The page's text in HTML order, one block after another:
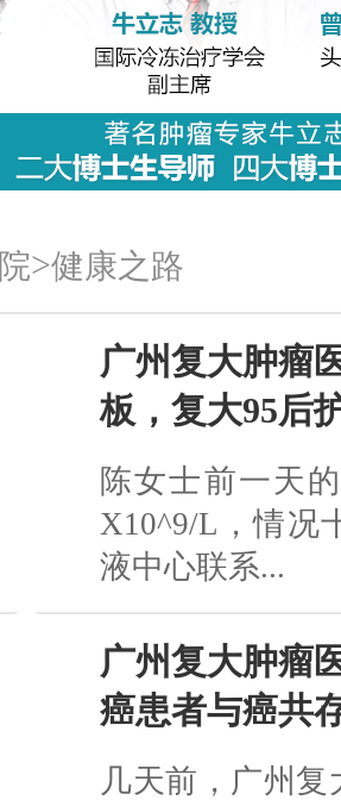
>健康之路
广州复大肿瘤
板，复大95后
陈女士前一天
X10^9/L，情况
液中心联系...
广州复大肿瘤
癌患者与癌共
几天前，广州